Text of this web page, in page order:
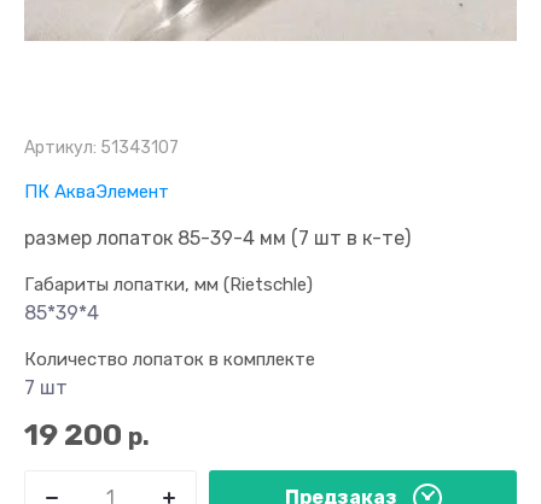
Артикул: 51343107
ПК АкваЭлемент
размер лопаток 85-39-4 мм (7 шт в к-те)
Габариты лопатки, мм (Rietschle)
85*39*4
Количество лопаток в комплекте
7 шт
19 200 р.
Предзаказ